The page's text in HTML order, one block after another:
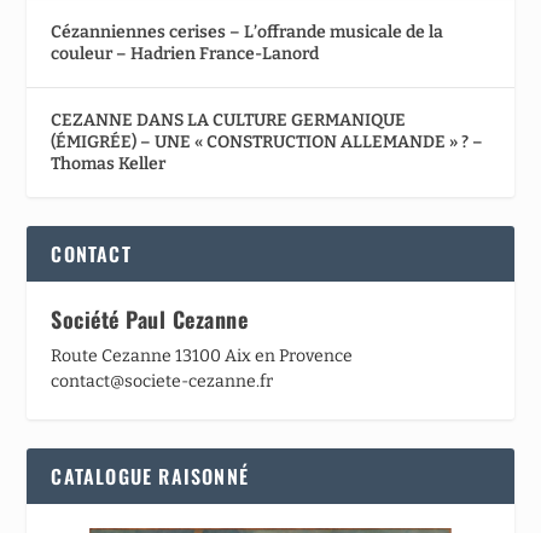
Cézanniennes cerises – L’offrande musicale de la
couleur – Hadrien France-Lanord
CEZANNE DANS LA CULTURE GERMANIQUE
(ÉMIGRÉE) – UNE « CONSTRUCTION ALLEMANDE » ? –
Thomas Keller
CONTACT
Société Paul Cezanne
Route Cezanne 13100 Aix en Provence
contact@societe-cezanne.fr
CATALOGUE RAISONNÉ